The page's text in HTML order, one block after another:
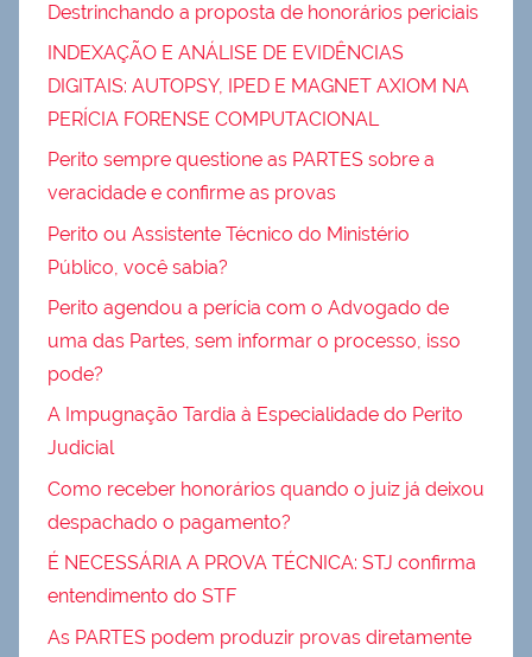
Destrinchando a proposta de honorários periciais
INDEXAÇÃO E ANÁLISE DE EVIDÊNCIAS
DIGITAIS: AUTOPSY, IPED E MAGNET AXIOM NA
PERÍCIA FORENSE COMPUTACIONAL
Perito sempre questione as PARTES sobre a
veracidade e confirme as provas
Perito ou Assistente Técnico do Ministério
Público, você sabia?
Perito agendou a perícia com o Advogado de
uma das Partes, sem informar o processo, isso
pode?
A Impugnação Tardia à Especialidade do Perito
Judicial
Como receber honorários quando o juiz já deixou
despachado o pagamento?
É NECESSÁRIA A PROVA TÉCNICA: STJ confirma
entendimento do STF
As PARTES podem produzir provas diretamente